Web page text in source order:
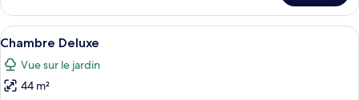
le
type
de
chambre
Chambre
Supérieure
Afficher
toutes
les
photos
Une chambre d’hôtel comprenant
10
Chambre Deluxe
Vue sur le jardin
44 m²